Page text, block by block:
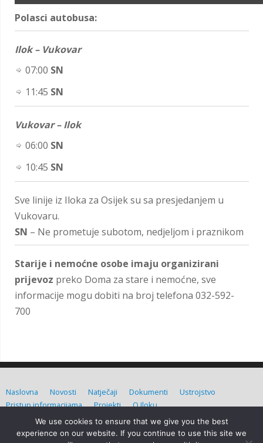
Polasci autobusa:
Ilok – Vukovar
07:00 SN
11:45 SN
Vukovar – Ilok
06:00 SN
10:45 SN
Sve linije iz Iloka za Osijek su sa presjedanjem u
Vukovaru.
SN – Ne prometuje subotom, nedjeljom i praznikom
Starije i nemoćne osobe imaju organizirani
prijevoz preko Doma za stare i nemoćne, sve
informacije mogu dobiti na broj telefona 032-592-
700
Naslovna Novosti Natječaji Dokumenti
Ustrojstvo
Pristup informacijama
Projekti O Iloku
Grad Ilok (C) Sva prava pridržana. Izradio: Admin d.o.o.
We use cookies to ensure that we give you the best
experience on our website. If you continue to use this site we